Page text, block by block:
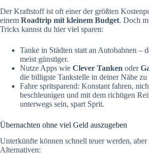
Der Kraftstoff ist oft einer der größten
einem Roadtrip mit kleinem Budget. Doch
Tricks kannst du hier viel sparen:
Tanke in Städten statt an Autobahnen –
meist günstiger.
Nutze Apps wie Clever Tanken oder
die billigste Tankstelle in deiner Nähe zu
Fahre spritsparend: Konstant fahren,
beschleunigen und mit dem richtigen
unterwegs sein, spart Sprit.
Übernachten ohne viel Geld auszugeben
Unterkünfte können schnell teuer werden,
Alternativen: